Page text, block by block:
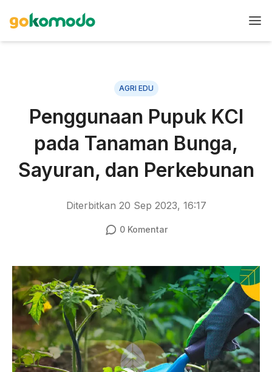
AGRI EDU
Penggunaan Pupuk KCl
pada Tanaman Bunga,
Sayuran, dan Perkebunan
Diterbitkan 20 Sep 2023, 16:17
0Komentar